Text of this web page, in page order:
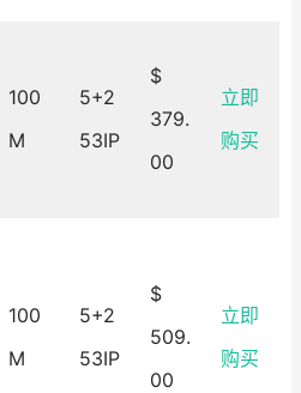
100
M
5+2
53IP
$
379.
00
立即
购买
100
M
5+2
53IP
$
509.
00
立即
购买